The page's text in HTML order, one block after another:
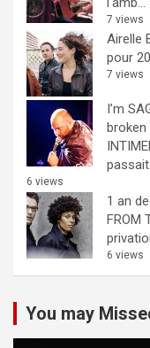
7 views
Airelle
pour
7 views
I’m
passait
6 views
1 an
FROM
6 views
You may